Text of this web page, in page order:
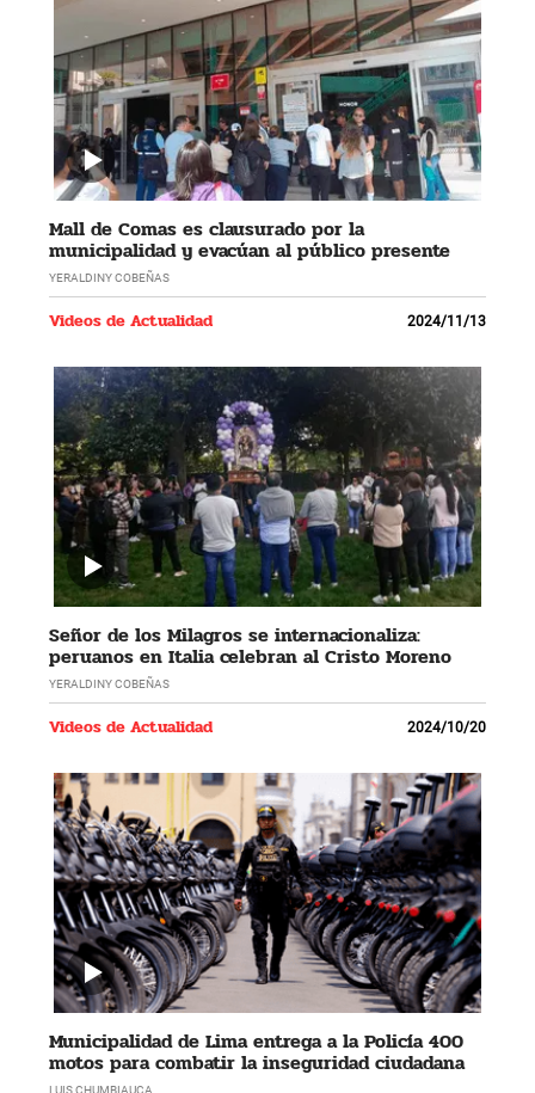
Mall de Comas es clausurado por la
municipalidad y evacúan al público presente
YERALDINY COBEÑAS
Videos de Actualidad 2024/11/13
Señor de los Milagros se internacionaliza:
peruanos en Italia celebran al Cristo Moreno
YERALDINY COBEÑAS
Videos de Actualidad 2024/10/20
Municipalidad de Lima entrega a la Policía 400
motos para combatir la inseguridad ciudadana
LUIS CHUMBIAUCA